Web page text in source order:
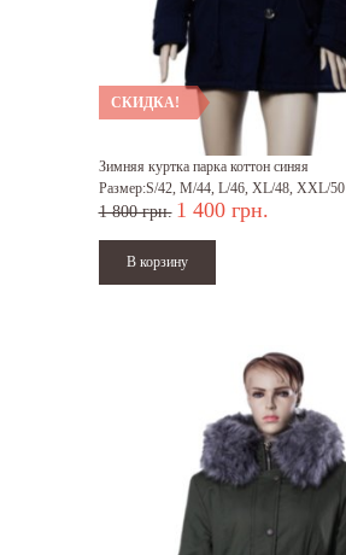
СКИДКА!
Зимняя куртка парка коттон синяя
Размер:S/42, M/44, L/46, XL/48, XXL/50
1 800 грн. 1 400 грн.